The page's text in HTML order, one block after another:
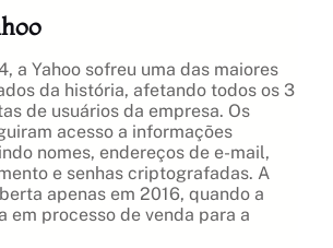
a Yahoo sofreu uma das maiores
da história, afetando todos os 3
de usuários da empresa. Os
acesso a informações
nomes, endereços de e-mail,
e senhas criptografadas. A
apenas em 2016, quando a
em processo de venda para a